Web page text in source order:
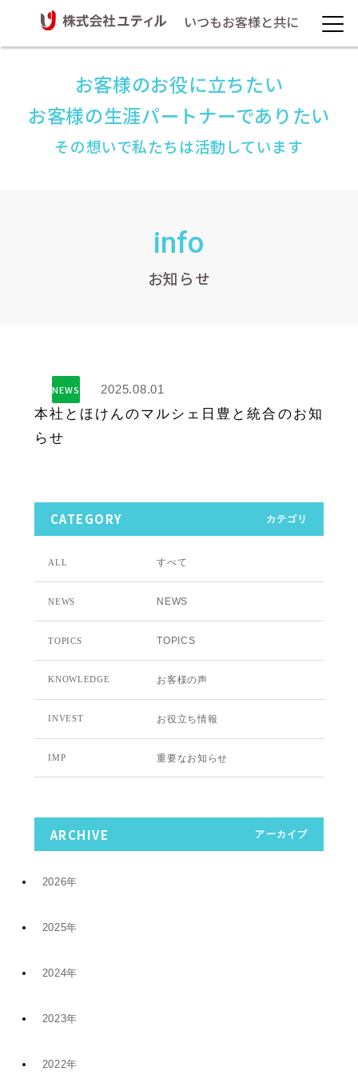
いつもお客様と共に
お客様のお役に立ちたい
お客様の生涯パートナーでありたい
その想いで私たちは活動しています
info
お知らせ
NEWS 2025.08.01
本社とほけんのマルシェ日豊と統合のお知
らせ
CATEGORY カテゴリ
ALL すべて
NEWS NEWS
TOPICS TOPICS
KNOWLEDGE お客様の声
INVEST お役立ち情報
IMP 重要なお知らせ
ARCHIVE アーカイブ
2026年
7月 (9)
4月 (2)
1月 (4)
2025年
12月 (6)
11月 (5)
8月 (1)
2024年
11月 (8)
5月 (4)
2023年
10月 (2)
2022年